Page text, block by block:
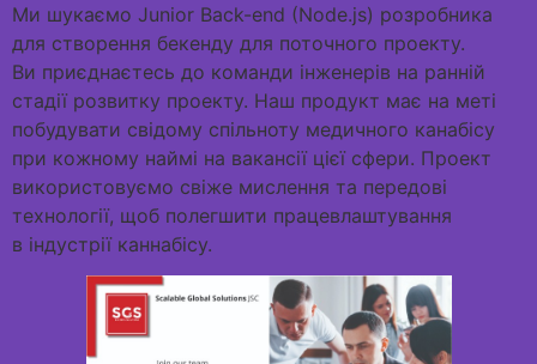
Ми шукаємо Junior Back-end (Node.js) розробника
для створення бекенду для поточного проекту.
Ви приєднаєтесь до команди інженерів на ранній
стадії розвитку проекту. Наш продукт має на меті
побудувати свідому спільноту медичного канабісу
при кожному наймі на вакансії цієї сфери. Проект
використовуємо свіже мислення та передові
технології, щоб полегшити працевлаштування
в індустрії каннабісу.